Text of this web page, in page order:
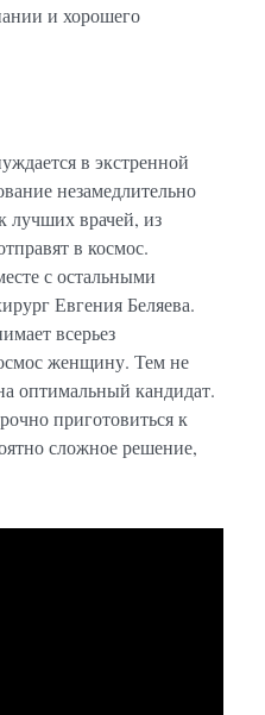
и хорошего
в экстренной
незамедлительно
лучших врачей, из
в космос.
с остальными
Евгения Беляева.
всерьез
женщину. Тем не
оптимальный кандидат.
приготовиться к
сложное решение,